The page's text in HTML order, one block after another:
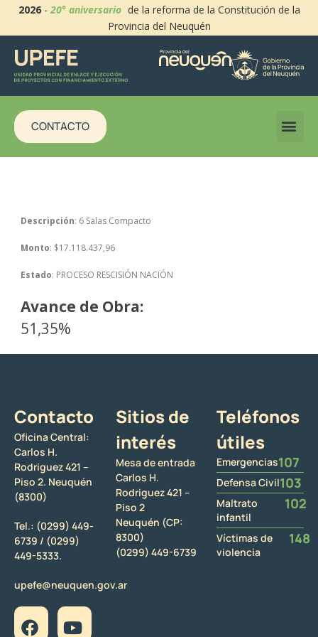
2026-20° aniversario de la reforma de la Constitución de la
Provincia del Neuquén
CONTACTO
Descripción: 6 Salas Compacto
Monto: $17.118.437,96
Estado: PROCESO RESCISIÓN NACIÓN
Avance de Obra:
51,35%
Contacto
Oficina Central:
Carlos H.
Rodriguez 421 –
Piso 2. Neuquén
(8300)
Tel.: (0299) 449-
6739 / (0299)
449-5333.
upefe@neuquen.gov.ar
Sitios de
interés
Mesa de entrada
Carlos H.
Rodriguez 421 –
Piso 2
Neuquén (CP:
8300)
(0299) 449-6739
Teléfonos
útiles
Emergencias107
Defensa Civil103
Maltrato
infantil
102
Víctimas de
violencia
148